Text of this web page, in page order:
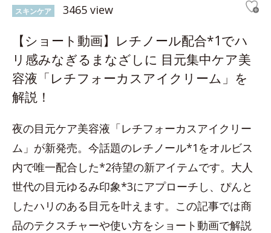
スキンケア 3465 view
【ショート動画】レチノール配合*1でハ
リ感みなぎるまなざしに 目元集中ケア美
容液「レチフォーカスアイクリーム」を
解説！
夜の目元ケア美容液「レチフォーカスアイクリー
ム」が新発売。今話題のレチノール*1をオルビス
内で唯一配合した*2待望の新アイテムです。大人
世代の目元ゆるみ印象*3にアプローチし、ぴんと
したハリのある目元を叶えます。この記事では商
品のテクスチャーや使い方をショート動画で解説